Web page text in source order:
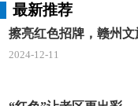
最新推荐
擦亮红色招牌，赣州
2024-12-11